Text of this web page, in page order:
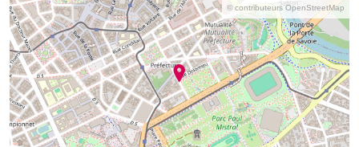
© contributeurs OpenStreetMap